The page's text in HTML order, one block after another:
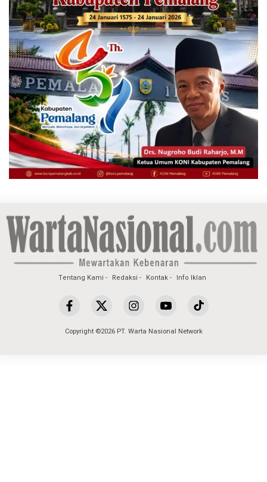
Tentang Kami Redaksi Kontak Info Iklan
Copyright ©2026 PT. Warta Nasional Network